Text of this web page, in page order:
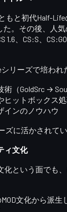
もと初代Half-
た。その後、人
1.6、CS:S、
リーズで培われ
術（GoldSrc →
ヒットボックス
インのノウハウ
ズに活かされてい
ィ文化
化という面でも
文化から派